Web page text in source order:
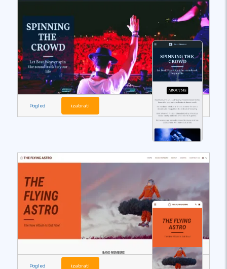
Pogled izabrati
Pogled izabrati